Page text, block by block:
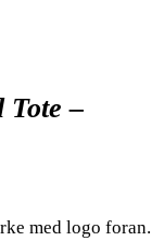
Tote –
med logo foran.